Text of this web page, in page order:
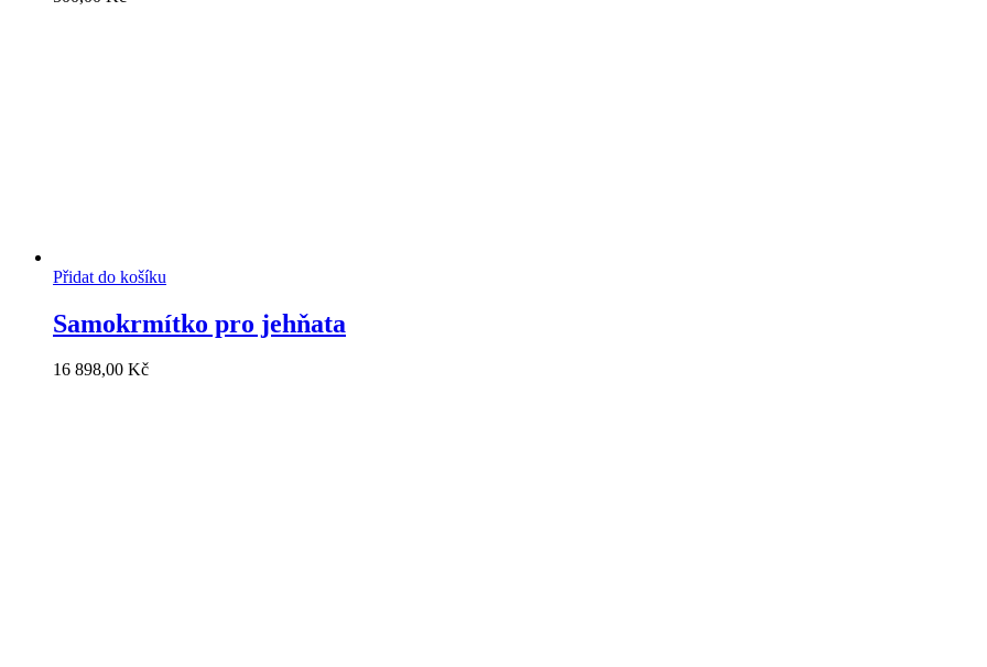
Přidat do košíku
Samokrmítko pro jehňata
16 898,00 Kč